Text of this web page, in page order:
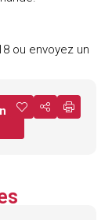
ou envoyez un